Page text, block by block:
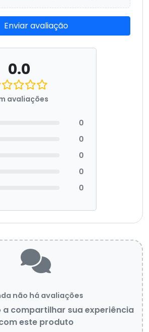
Enviar avaliação
0.0
avaliações
0
0
0
0
0
não há avaliações
a compartilhar sua experiência
este produto